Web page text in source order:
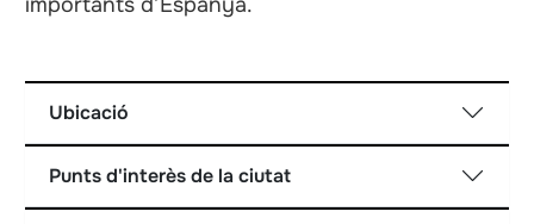
importants d’Espanya.
Ubicació
Punts d'interès de la ciutat